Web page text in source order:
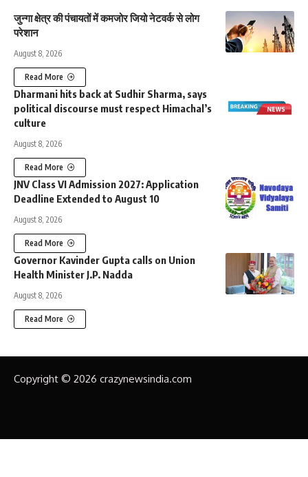
जुन्गा क्षेत्र की पंचायतों में कमजोर जियो नेटवर्क से लोग
परेशान
August 8, 2026
Read More
Dharmani hits back at Sudhir Sharma, says
political discourse must respect Himachal’s
culture
August 8, 2026
Read More
JNV Class VI Admission 2027: Application
Deadline Extended to August 10
August 8, 2026
Read More
Governor Kavinder Gupta calls on Union
Health Minister J.P. Nadda
August 8, 2026
Read More
Copyright © 2026 crazynewsindia.com